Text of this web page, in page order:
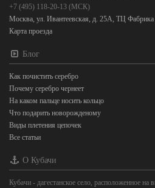
+7 (495) 118-20-13 (МСК)
Москва, ул. Ивантеевская, д. 25А, ТЦ Фабрика
Карта проезда
Блог
Как почистить серебро
Почему серебро чернеет
На каком пальце носить кольцо
Что подарить новорожденому
Виды плетения цепочек
Все статьи
О Кубачи
Кубачи - дагестанское село, расположенное